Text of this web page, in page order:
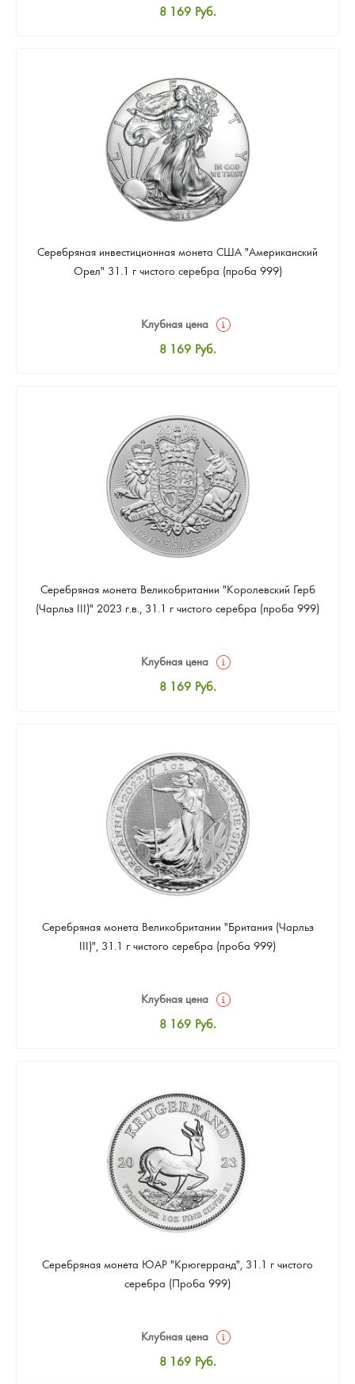
8 169 Руб.
Цена выкупа
Звоните
Серебряная инвестиционная монета США "Американский
Орел" 31.1 г чистого серебра (проба 999)
Клубная цена
8 169 Руб.
Цена выкупа
Звоните
Серебряная монета Великобритании "Королевский Герб
(Чарльз III)" 2023 г.в., 31.1 г чистого серебра (проба 999)
Клубная цена
8 169 Руб.
Цена выкупа
Звоните
Серебряная монета Великобритании "Британия (Чарльз
III)", 31.1 г чистого серебра (проба 999)
Клубная цена
8 169 Руб.
Звоните
Серебряная монета ЮАР "Крюгерранд", 31.1 г чистого
серебра (Проба 999)
Клубная цена
8 169 Руб.